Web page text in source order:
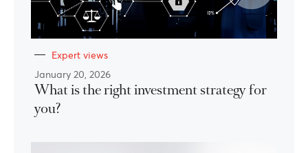
Expert views
January 20, 2026
What is the right investment strategy for
you?